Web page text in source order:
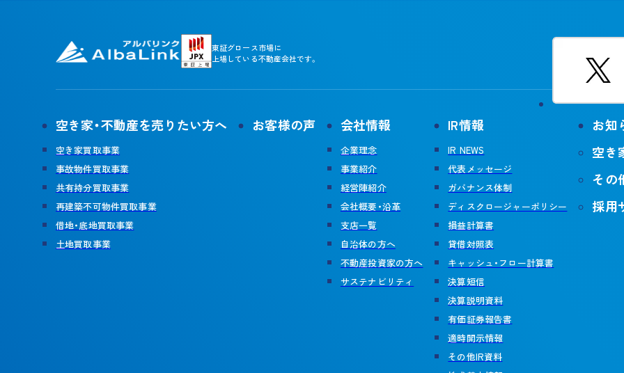
東証グロース市場に
上場している不動産会社です。
空き家・不動産を売りたい方へ
空き家買取事業
事故物件買取事業
共有持分買取事業
再建築不可物件買取事業
借地・底地買取事業
土地買取事業
お客様の声 会社情報
企業理念
事業紹介
経営陣紹介
会社概要・沿革
支店一覧
自治体の方へ
不動産投資家の方へ
サステナビリティ
IR情報
IR NEWS
代表メッセージ
ガバナンス体制
ディスクロージャーポリシー
損益計算書
貸借対照表
キャッシュ・フロー計算書
決算短信
決算説明資料
有価証券報告書
適時開示情報
その他IR資料
お知
空き
その
採用